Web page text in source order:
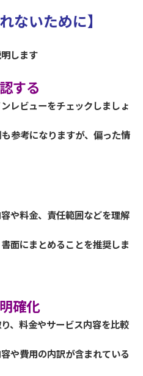
ないために】
します
する
レビューをチェックしましょ
参考になりますが、偏った情
や料金、責任範囲などを理解
面にまとめることを推奨しま
確化
、料金やサービス内容を比較
や費用の内訳が含まれている